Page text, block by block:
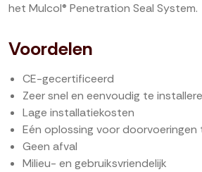
het Mulcol® Penetration Seal System.
Voordelen
CE-gecertificeerd
Zeer snel en eenvoudig te
Lage installatiekosten
Eén oplossing voor
Geen afval
Milieu- en gebruiksvriendelijk